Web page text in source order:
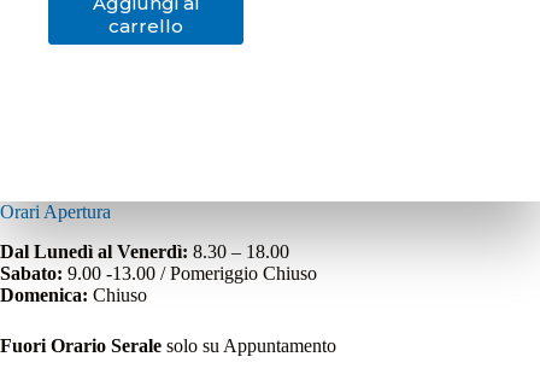
carrello
Orari Apertura
Dal Lunedì al Venerdì: 8.30 – 18.00
Sabato: 9.00 -13.00 / Pomeriggio Chiuso
Domenica: Chiuso
Fuori Orario Serale solo su Appuntamento